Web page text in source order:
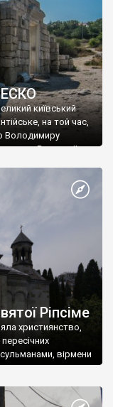
київський
на той час,
Володимиру
Василю ІІ, та
християнином.
Таврійського
Ріпсіме
християнство,
вірмени